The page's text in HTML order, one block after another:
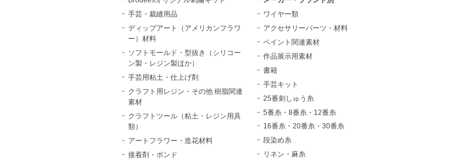
手芸・裁縫用品
ディップアート（アメリカンフラワ
ー）材料
ソフトモールド・型抜き（シリコー
ン製・レジン製ほか）
手芸用粘土・仕上げ剤
クラフト用レジン・その他 樹脂関連
素材
クラフトツール（粘土・レジン用具
類）
アートフラワー・造花材料
接着剤・ボンド
ワイヤー類
アクセサリーパーツ・材料
ペイント関連素材
作品展示用素材
書籍
手芸キット
25番刺しゅう糸
5番糸・8番糸・12番糸
16番糸・20番糸・30番糸
段染め糸
リネン・麻糸